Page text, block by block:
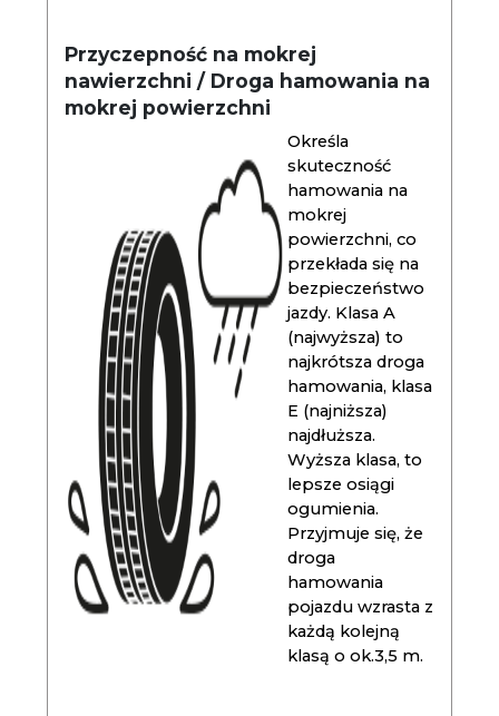
Przyczepność na mokrej
nawierzchni / Droga hamowania na
mokrej powierzchni
Określa
skuteczność
hamowania na
mokrej
powierzchni, co
przekłada się na
bezpieczeństwo
jazdy. Klasa A
(najwyższa) to
najkrótsza droga
hamowania, klasa
E (najniższa)
najdłuższa.
Wyższa klasa, to
lepsze osiągi
ogumienia.
Przyjmuje się, że
droga
hamowania
pojazdu wzrasta z
każdą kolejną
klasą o ok.3,5 m.